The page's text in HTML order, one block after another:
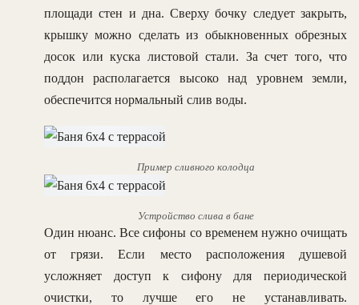
площади стен и дна. Сверху бочку следует закрыть,
крышку можно сделать из обыкновенных обрезных
досок или куска листовой стали. За счет того, что
поддон располагается высоко над уровнем земли,
обеспечится нормальный слив воды.
Пример сливного колодца
Устройство слива в бане
Один нюанс. Все сифоны со временем нужно очищать
от грязи. Если место расположения душевой
усложняет доступ к сифону для периодической
очистки, то лучше его не устанавливать.